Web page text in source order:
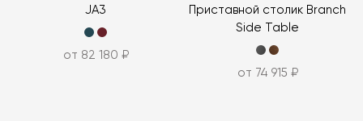
JA3
от 82 180 ₽
Приставной столик Branch
Side Table
от 74 915 ₽